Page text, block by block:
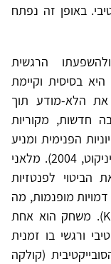
באופן זה נפתח
הרגשית
היא בסיסית וקיימת
הלא-מודע תוך
חדשות, מקוריות
הפנימית ומניע
את הבריאות הנפשית ואת ההתפתחות (וויניקוט, 2004). מלאני
לפנטזיות
מופנמות, מה
שמאפשר את תהליך הריפוי (Klein, 1987). משחק הוא אחת
ורגשי בו זמנית
(קולקה